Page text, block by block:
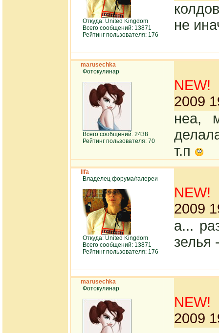
Откуда: United Kingdom
Всего сообщений: 13871
Рейтинг пользователя: 176
не
marusechka
Фотокулинар
Всего сообщений: 2438
Рейтинг пользователя: 70
NEW!
2009
неа,
т.п
Ilfa
Владелец форума/галереи
Откуда: United Kingdom
Всего сообщений: 13871
Рейтинг пользователя: 176
NEW!
2009
а...
зелья
marusechka
Фотокулинар
NEW!
2009